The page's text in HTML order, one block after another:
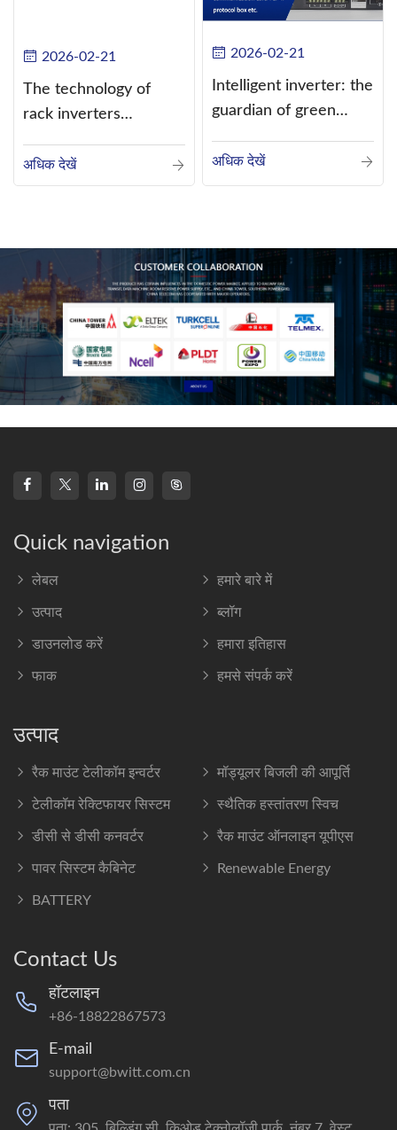
2026-02-21
The technology of
rack inverters
such as the use of
three-CPU control
अधिक देखें
2026-02-21
Intelligent inverter: the
guardian of green
अधिक देखें
Quick navigation
लेबल हमारे बारे में
उत्पाद ब्लॉग
डाउनलोड करें हमारा इतिहास
फाक हमसे संपर्क करें
उत्पाद
रैक माउंट टेलीकॉम इन्वर्टर मॉड्यूलर बिजली की आपूर्ति
टेलीकॉम रेक्टिफायर सिस्टम स्थैतिक हस्तांतरण स्विच
डीसी से डीसी कनवर्टर रैक माउंट ऑनलाइन यूपीएस
पावर सिस्टम कैबिनेट Renewable Energy
BATTERY
Contact Us
हॉटलाइन
+86-18822867573
E-mail
support@bwitt.com.cn
पता